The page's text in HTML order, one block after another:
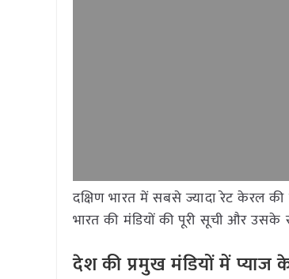
दक्षिण भारत में सबसे ज्यादा रेट केरल
भारत की मंडियों की पूरी सूची और उसके
देश की प्रमुख मंडियों में